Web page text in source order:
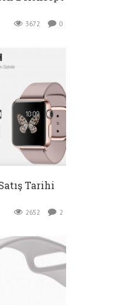
3672 0
Tarihi
2652 2